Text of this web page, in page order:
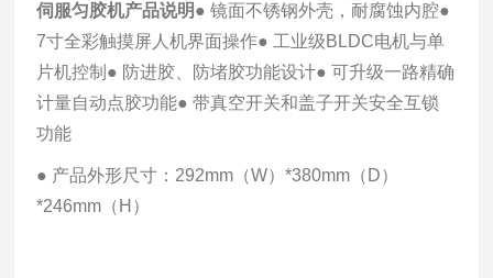
伺服匀胶机产品说明● 镜面不锈钢外壳，耐腐蚀内腔●
7寸全彩触摸屏人机界面操作● 工业级BLDC电机与单
片机控制 ● 防进胶、防堵胶功能设计● 可升级一路精确
计量自动点胶功能● 带真空开关和盖子开关安全互锁
功能
● 产品外形尺寸：292mm（W）*380mm（D）
*246mm（H）